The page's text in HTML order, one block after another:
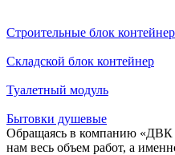
Строительные блок
Складской блок контейнер
Туалетный модуль
Бытовки душевые
Обращаясь в компанию
нам весь объем работ, а